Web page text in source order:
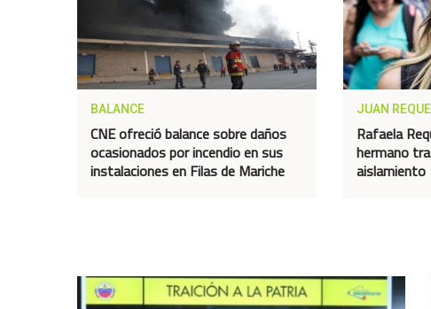
BALANCE
CNE ofreció balance sobre daños
ocasionados por incendio en sus
instalaciones en Filas de Mariche
JUAN
Rafaela
hermano
aislamiento